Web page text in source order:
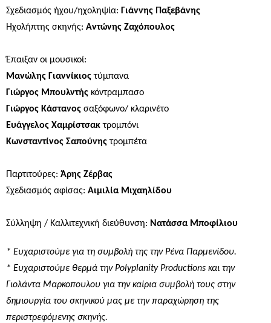
Σχεδιασμός ήχου/ηχοληψία: Γιάννης Παξεβάνης
Ηχολήπτης σκηνής: Αντώνης Ζαχόπουλος
Έπαιξαν οι μουσικοί:
Μανώλης Γιαννίκιοςτύμπανα
Γιώργος Μπουλντής κόντραμπασο
Γιώργος Κάστανος σαξόφωνο/ κλαρινέτο
Ευάγγελος Χαμρίστσακτρομπόνι
Κωνσταντίνος Σαπούνηςτρομπέτα
Παρτιτούρες: Άρης Ζέρβας
Σχεδιασμός αφίσας: Αιμιλία Μιχαηλίδου
Σύλληψη / Καλλιτεχνική διεύθυνση: Νατάσσα Μποφίλιου
* Ευχαριστούμε για τη συμβολή της την Ρένα Παρμενίδου.
* Ευχαριστούμε θερμά την Polyplanity Productions και την
Γιολάντα Μαρκοπουλου για την καίρια συμβολή τους στην
δημιουργία του σκηνικού μας με την παραχώρηση της
περιστρεφόμενης σκηνής.